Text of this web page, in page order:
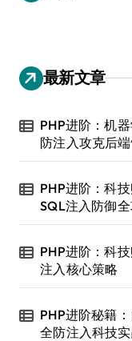
最新文章
PHP进阶：机
防注入攻克后
PHP进阶：科
SQL注入防御
PHP进阶：科
注入核心策略
PHP进阶秘籍
全防注入科技